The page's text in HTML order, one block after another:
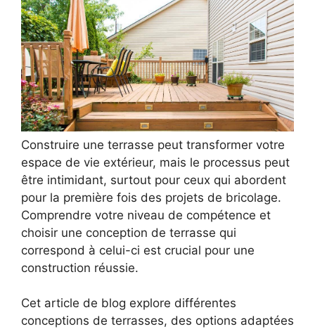
Construire une terrasse peut transformer votre
espace de vie extérieur, mais le processus peut
être intimidant, surtout pour ceux qui abordent
pour la première fois des projets de bricolage.
Comprendre votre niveau de compétence et
choisir une conception de terrasse qui
correspond à celui-ci est crucial pour une
construction réussie.
Cet article de blog explore différentes
conceptions de terrasses, des options adaptées